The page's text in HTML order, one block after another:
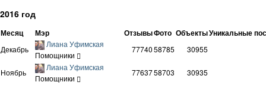
2016 год
Месяц Мэр ОтзывыФото ОбъектыУникальные
Декабрь
Лиана Уфимская
Помощники
7774058785 30955
Ноябрь
Лиана Уфимская
Помощники
7763758703 30935